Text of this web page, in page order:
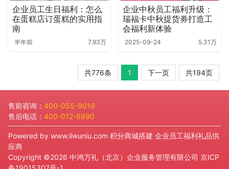
企业员工生日福利：怎么
在蛋糕店订蛋糕的实用指
南
半年前 7.93万
企业中秋员工福利升级：
瑞福卡中秋提货券打造工
会福利新体验
2025-09-24 5.31万
共776条 1 下一页 共194页
售前咨询： 400-055-9019
售后电话： 400-012-6990
Powered by www.liwuniu.com 积分商城搭建 企业员工福利礼品供
应商
Copyright ©2026 中鸿万礼（北京）企业服务管理有限公司 京ICP